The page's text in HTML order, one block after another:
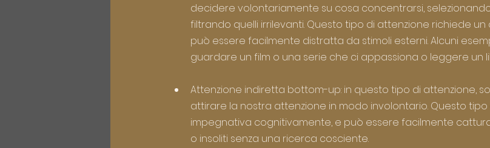
decidere volontariamente su cosa concentrarsi,
filtrando quelli irrilevanti. Questo tipo di attenzione richiede
può essere facilmente distratta da stimoli esterni. Alcuni
guardare un film o una serie che ci appassiona o leggere un
Attenzione indiretta bottom-up: in questo tipo di attenzione,
attirare la nostra attenzione in modo involontario. Questo
impegnativa cognitivamente, e può essere facilmente
o insoliti senza una ricerca cosciente.